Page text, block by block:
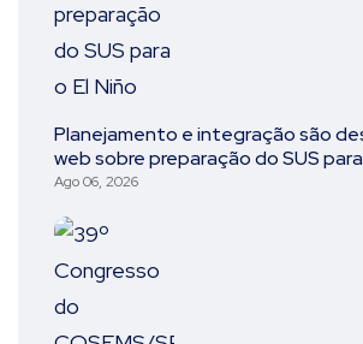
Planejamento e integração são
web sobre preparação do SUS para
Ago 06, 2026